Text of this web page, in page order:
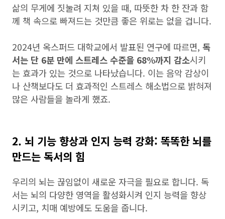
삶의 무게에 짓눌려 지쳐 있을 때, 따뜻한 차 한 잔과 함
께 책 속으로 빠져드는 것만큼 좋은 위로는 없을 겁니다.
2024년 옥스퍼드 대학교에서 발표된 연구에 따르면, 독
서는 단 6분 만에 스트레스 수준을 68%까지 감소시키
는 효과가 있는 것으로 나타났습니다. 이는 음악 감상이
나 산책보다도 더 효과적인 스트레스 해소법으로 밝혀져
많은 사람들을 놀라게 했죠.
2. 뇌 기능 향상과 인지 능력 강화: 똑똑한 뇌를
만드는 독서의 힘
우리의 뇌는 끊임없이 새로운 자극을 필요로 합니다. 독
서는 뇌의 다양한 영역을 활성화시켜 인지 능력을 향상
시키고, 치매 예방에도 도움을 줍니다.